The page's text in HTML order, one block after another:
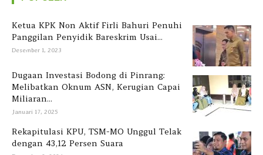
Ketua KPK Non Aktif Firli Bahuri Penuhi
Panggilan Penyidik Bareskrim Usai...
Desember 1, 2023
Dugaan Investasi Bodong di Pinrang:
Melibatkan Oknum ASN, Kerugian Capai
Miliaran...
Januari 17, 2025
Rekapitulasi KPU, TSM-MO Unggul Telak
dengan 43,12 Persen Suara